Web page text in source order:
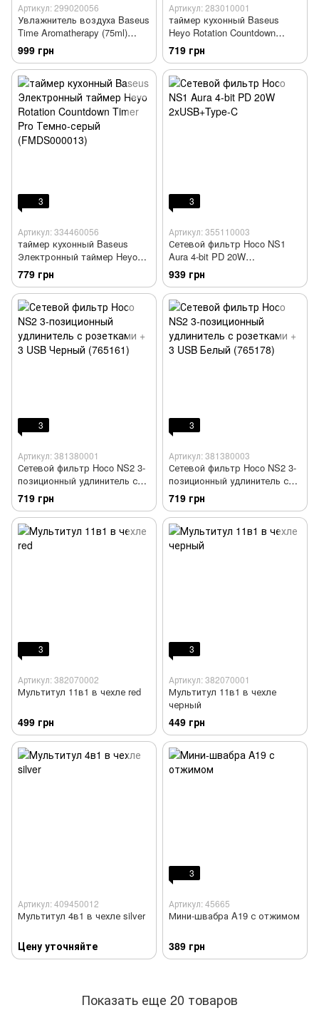
Артикул: 299020056
Увлажнитель воздуха Baseus
Time Aromatherapy (75ml)
темно-серый
999 грн
Артикул: 283010001
таймер кухонный Baseus
Heyo Rotation Countdown
Timer Black (ACDJS-01)
719 грн
3
Артикул: 334460056
таймер кухонный Baseus
Электронный таймер Heyo
Rotation Countdown Timer Pro
Темно-серый (FMDS000013)
779 грн
3
Артикул: 355110003
Сетевой фильтр Hoco NS1
Aura 4-bit PD 20W
2xUSB+Type-C
939 грн
3
Артикул: 381380001
Сетевой фильтр Hoco NS2 3-
позиционный удлинитель с
розетками + 3 USB Черный
(765161)
719 грн
3
Артикул: 381380003
Сетевой фильтр Hoco NS2 3-
позиционный удлинитель с
розетками + 3 USB Белый
(765178)
719 грн
3
Артикул: 382070002
Мультитул 11в1 в чехле red
499 грн
3
Артикул: 382070001
Мультитул 11в1 в чехле
черный
449 грн
Артикул: 409450012
Мультитул 4в1 в чехле silver
Цену уточняйте
3
Артикул: 45665
Мини-швабра A19 с отжимом
389 грн
Показать еще 20 товаров